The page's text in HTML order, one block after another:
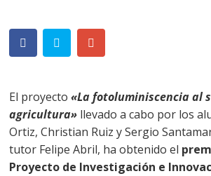
El proyecto «La fotoluminiscencia al
agricultura» llevado a cabo por los
Ortiz, Christian Ruiz y Sergio
tutor Felipe Abril, ha obtenido el
Proyecto de Investigación e